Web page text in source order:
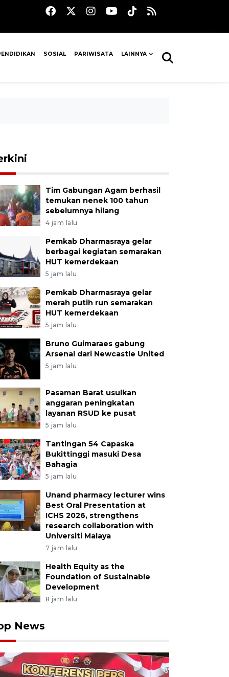
SOSIAL PARIWISATA LAINNYA
Tim Gabungan Agam berhasil
temukan nenek 100 tahun
sebelumnya hilang
4 jam lalu
Pemkab Dharmasraya gelar
berbagai kegiatan semarakan
HUT kemerdekaan
5 jam lalu
Pemkab Dharmasraya gelar
merah putih run semarakan
HUT kemerdekaan
5 jam lalu
Bruno Guimaraes gabung
Arsenal dari Newcastle United
5 jam lalu
Pasaman Barat usulkan
anggaran peningkatan
layanan RSUD ke pusat
5 jam lalu
Tantingan 54 Capaska
Bukittinggi masuki Desa
Bahagia
5 jam lalu
Unand pharmacy lecturer wins
Best Oral Presentation at
ICHS 2026, strengthens
research collaboration with
Universiti Malaya
7 jam lalu
Health Equity as the
Foundation of Sustainable
Development
8 jam lalu
News